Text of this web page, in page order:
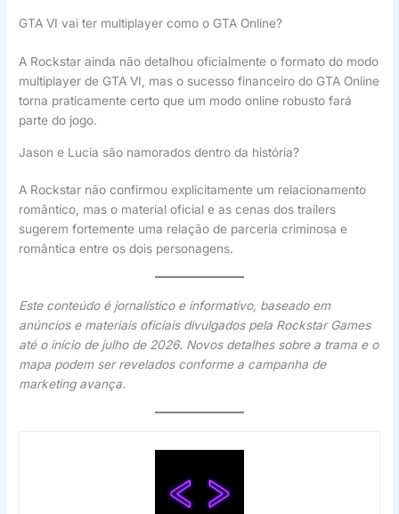
GTA VI vai ter multiplayer como o GTA Online?
A Rockstar ainda não detalhou oficialmente o formato do modo
multiplayer de GTA VI, mas o sucesso financeiro do GTA Online
torna praticamente certo que um modo online robusto fará
parte do jogo.
Jason e Lucia são namorados dentro da história?
A Rockstar não confirmou explicitamente um relacionamento
romântico, mas o material oficial e as cenas dos trailers
sugerem fortemente uma relação de parceria criminosa e
romântica entre os dois personagens.
Este conteúdo é jornalístico e informativo, baseado em
anúncios e materiais oficiais divulgados pela Rockstar Games
até o início de julho de 2026. Novos detalhes sobre a trama e o
mapa podem ser revelados conforme a campanha de
marketing avança.